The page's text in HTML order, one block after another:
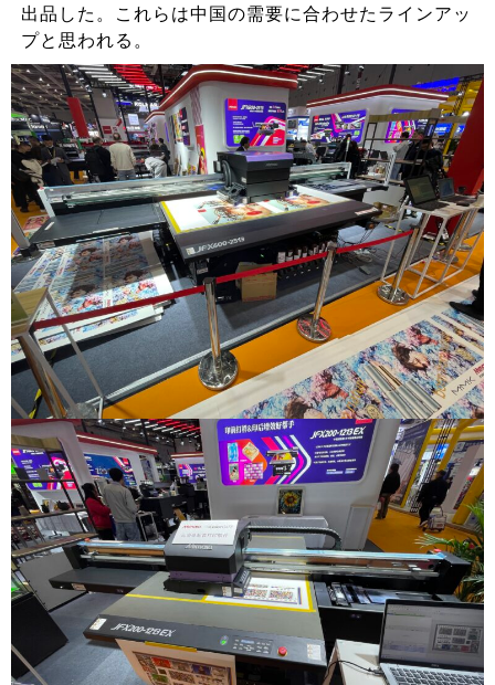
出品した。これらは中国の需要に合わせたラインアッ
プと思われる。